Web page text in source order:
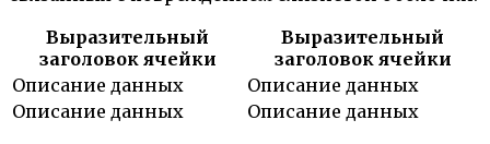
Выразительный
заголовок ячейки
Выразительный
заголовок ячейки
Описание данных
Описание данных
Описание данных
Описание данных